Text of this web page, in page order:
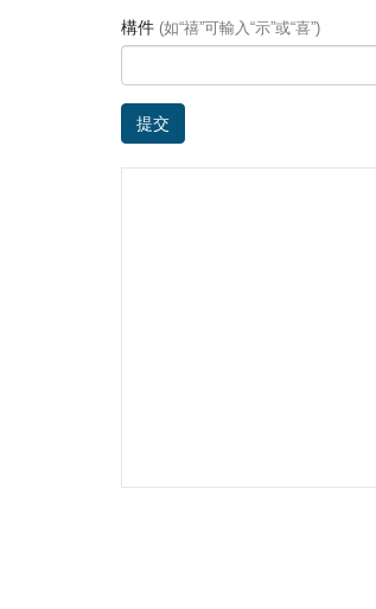
構件 (如“禧”可輸入“示”或“喜”)
提交